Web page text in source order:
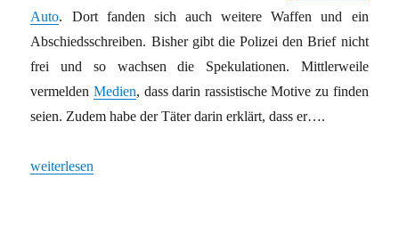
Auto. Dort fanden sich auch weitere Waffen und ein
Abschiedsschreiben. Bisher gibt die Polizei den Brief nicht
frei und so wachsen die Spekulationen. Mittlerweile
vermeldenMedien, dass darin rassistische Motive zu finden
seien. Zudem habe der Täter darin erklärt, dass er….
„War der Rechtsterrorist Brevik das Vorbild?“
weiterlesen